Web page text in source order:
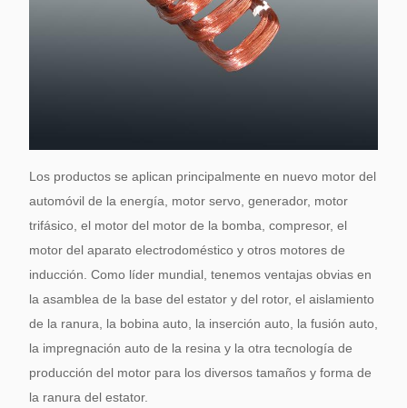
Los productos se aplican principalmente en nuevo motor del
automóvil de la energía, motor servo, generador, motor
trifásico, el motor del motor de la bomba, compresor, el
motor del aparato electrodoméstico y otros motores de
inducción. Como líder mundial, tenemos ventajas obvias en
la asamblea de la base del estator y del rotor, el aislamiento
de la ranura, la bobina auto, la inserción auto, la fusión auto,
la impregnación auto de la resina y la otra tecnología de
producción del motor para los diversos tamaños y forma de
la ranura del estator.